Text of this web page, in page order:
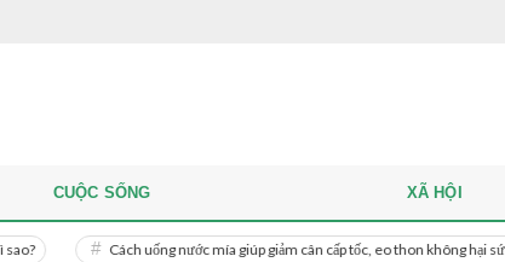
Cách uống nước mía giúp giảm cân cấp tốc, eo thon không hại sức khỏe
CUỘC SỐNG XÃ HỘI